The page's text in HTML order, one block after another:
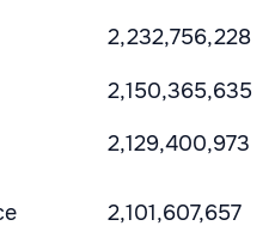
2,232,756,228
2,150,365,635
2,129,400,973
2,101,607,657